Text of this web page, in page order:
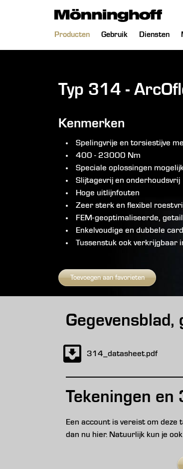
Navigatie
Producten Gebruik Diensten
Typ 314 -
Kenmerken
Spelingvrije en torsiestijve
400 - 23000 Nm
Speciale oplossingen
Slijtagevrij en onderhoudsvrij
Hoge uitlijnfouten
Zeer sterk en flexibel
FEM-geoptimaliseerde,
Enkelvoudige en dubbele
Tussenstuk ook verkrijgbaar
Toevoegen aan favorieten
314_datasheet.pdf
Tekeningen en
Een account is vereist om
dan nu hier. Natuurlijk kun je